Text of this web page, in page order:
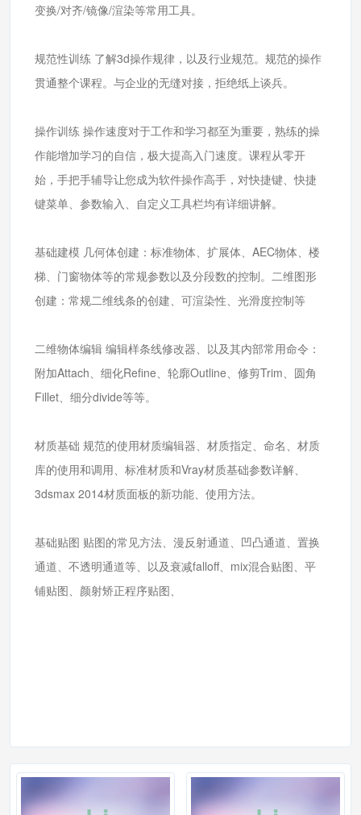
变换/对齐/镜像/渲染等常用工具。
规范性训练 了解3d操作规律，以及行业规范。规范的操作
贯通整个课程。与企业的无缝对接，拒绝纸上谈兵。
操作训练 操作速度对于工作和学习都至为重要，熟练的操
作能增加学习的自信，极大提高入门速度。课程从零开
始，手把手辅导让您成为软件操作高手，对快捷键、快捷
键菜单、参数输入、自定义工具栏均有详细讲解。
基础建模 几何体创建：标准物体、扩展体、AEC物体、楼
梯、门窗物体等的常规参数以及分段数的控制。二维图形
创建：常规二维线条的创建、可渲染性、光滑度控制等
二维物体编辑 编辑样条线修改器、以及其内部常用命令：
附加Attach、细化Refine、轮廓Outline、修剪Trim、圆角
Fillet、细分divide等等。
材质基础 规范的使用材质编辑器、材质指定、命名、材质
库的使用和调用、标准材质和Vray材质基础参数详解、
3dsmax 2014材质面板的新功能、使用方法。
基础贴图 贴图的常见方法、漫反射通道、凹凸通道、置换
通道、不透明通道等、以及衰减falloff、mix混合贴图、平
铺贴图、颜射矫正程序贴图、